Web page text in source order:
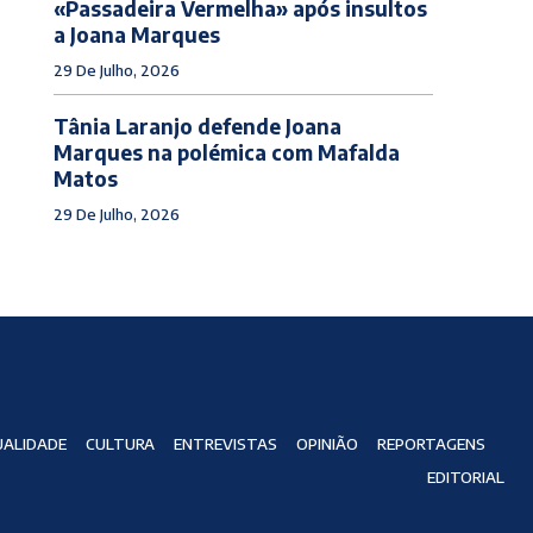
«Passadeira Vermelha» após insultos
a Joana Marques
29 De Julho, 2026
Tânia Laranjo defende Joana
Marques na polémica com Mafalda
Matos
29 De Julho, 2026
CULTURA ENTREVISTAS OPINIÃO
REPORTAGENS
EDITORIAL